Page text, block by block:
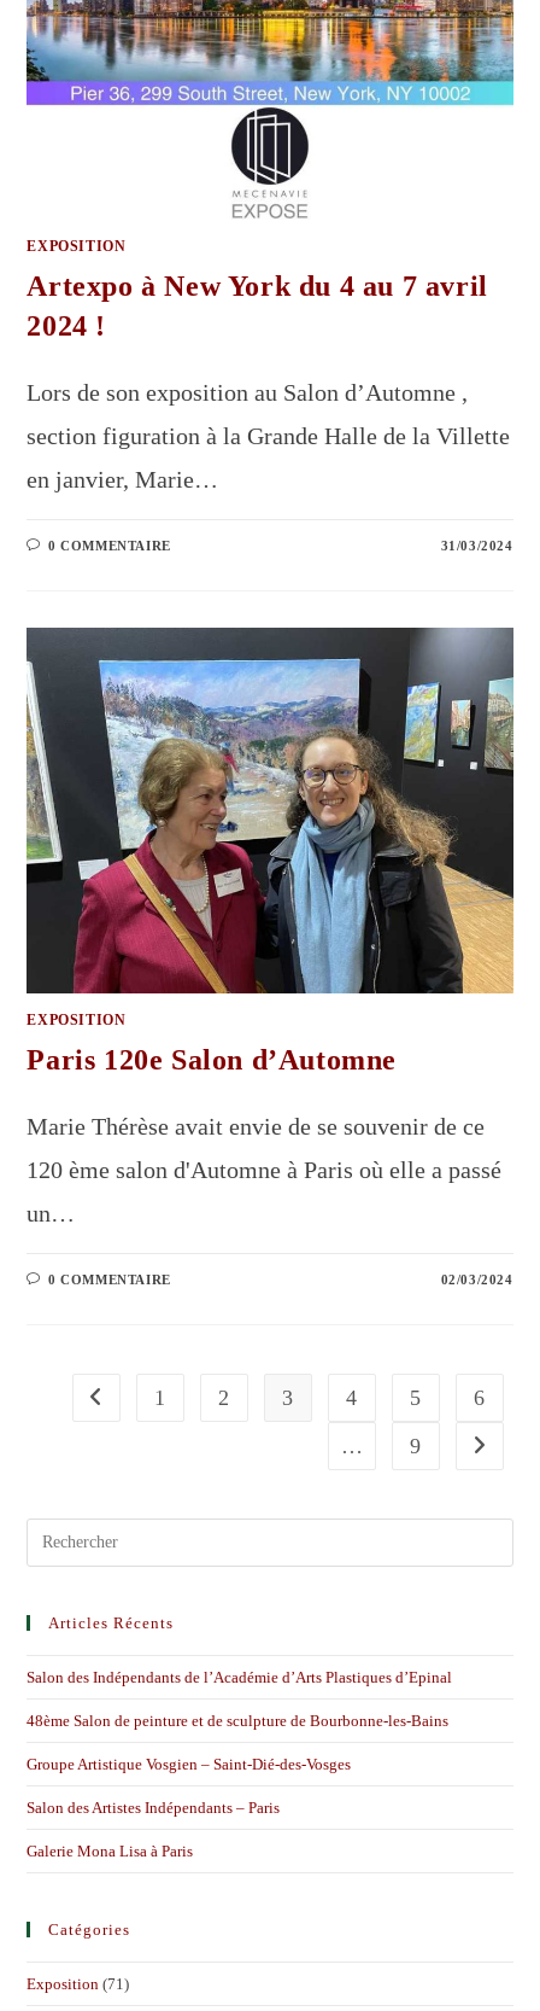
EXPOSITION
Artexpo à New York du 4 au 7 avril
2024 !
Lors de son exposition au Salon d’Automne ,
section figuration à la Grande Halle de la Villette
en janvier, Marie…
0 COMMENTAIRE 31/03/2024
EXPOSITION
Paris 120e Salon d’Automne
Marie Thérèse avait envie de se souvenir de ce
120 ème salon d'Automne à Paris où elle a passé
un…
0 COMMENTAIRE 02/03/2024
1 2 3 4 5
6
…
9
Articles Récents
Salon des Indépendants de l’Académie d’Arts Plastiques d’Epinal
48ème Salon de peinture et de sculpture de Bourbonne-les-Bains
Groupe Artistique Vosgien – Saint-Dié-des-Vosges
Salon des Artistes Indépendants – Paris
Galerie Mona Lisa à Paris
Catégories
Exposition (71)